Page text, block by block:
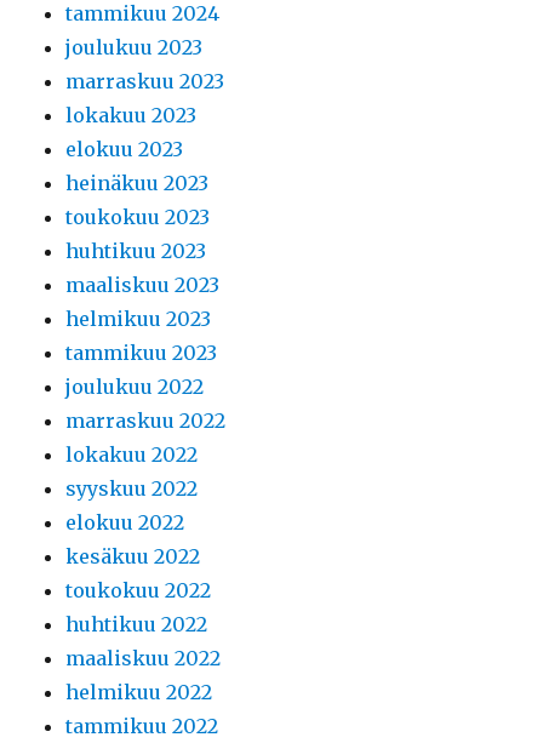
tammikuu 2024
joulukuu 2023
marraskuu 2023
lokakuu 2023
elokuu 2023
heinäkuu 2023
toukokuu 2023
huhtikuu 2023
maaliskuu 2023
helmikuu 2023
tammikuu 2023
joulukuu 2022
marraskuu 2022
lokakuu 2022
syyskuu 2022
elokuu 2022
kesäkuu 2022
toukokuu 2022
huhtikuu 2022
maaliskuu 2022
helmikuu 2022
tammikuu 2022